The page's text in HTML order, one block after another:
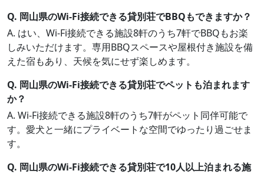
Q. 岡山県のWi-Fi接続できる貸別荘でBBQもできますか？
A. はい、Wi-Fi接続できる施設8軒のうち7軒でBBQもお楽
しみいただけます。専用BBQスペースや屋根付き施設を備
えた宿もあり、天候を気にせず楽しめます。
Q. 岡山県のWi-Fi接続できる貸別荘でペットも泊まれます
か？
A. Wi-Fi接続できる施設8軒のうち7軒がペット同伴可能で
す。愛犬と一緒にプライベートな空間でゆったり過ごせま
す。
Q. 岡山県のWi-Fi接続できる貸別荘で10人以上泊まれる施